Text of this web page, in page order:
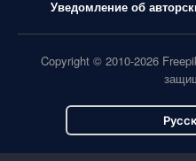
Уведомление об
Copyright © 2010-2026